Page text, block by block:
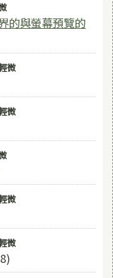
的與螢幕預覽的
微
微
微
微